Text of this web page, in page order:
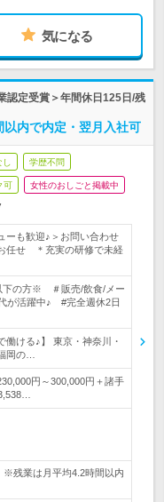
気になる
認定受賞＞年間休日125日/残
以内で内定・翌月入社可
し 学歴不問
可 女性のおしごと掲載中
ーも歓迎♪＞お問い合わせ
任せ ＊充実の研修で未経
の方※ ＃販売/飲食/メー
が活躍中♪ #完全週休2日
働ける♪】 東京・神奈川・
岡の…
円～300,000円＋諸手
※残業は月平均4.2時間以内